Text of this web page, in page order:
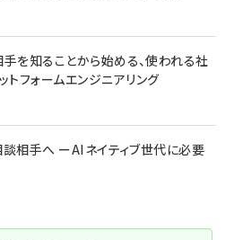
手を知ることから始める、使われる社
フォームエンジニアリング
談相手へ ーAIネイティブ世代に必要